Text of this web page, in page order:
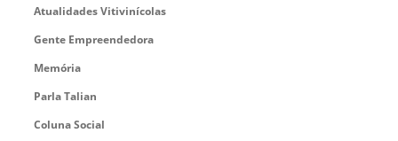
Atualidades Vitivinícolas
Gente Empreendedora
Memória
Parla Talian
Coluna Social